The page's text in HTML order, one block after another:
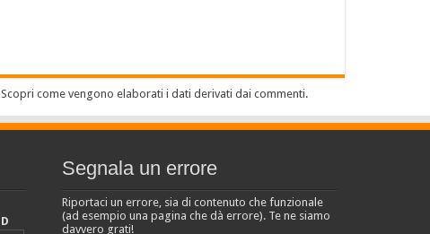
Scopri come vengono elaborati i dati derivati dai commenti.
D
Segnala un errore
Riportaci un errore, sia di contenuto che funzionale
(ad esempio una pagina che dà errore). Te ne siamo
davvero grati!